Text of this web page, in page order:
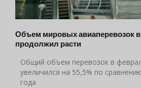
Объем мировых авиаперевозок
продолжил расти
Общий объем перевозок в
увеличился на 55,5% по
года